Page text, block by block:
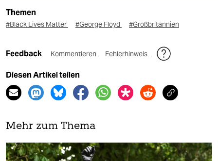
Themen
#Black Lives Matter #George Floyd #Großbritannien
Feedback Kommentieren Fehlerhinweis
Diesen Artikel teilen
Mehr zum Thema